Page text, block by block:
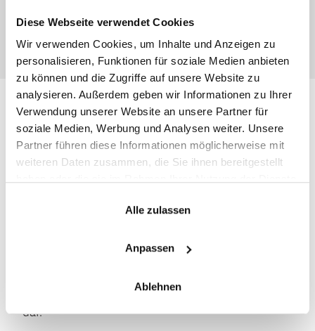
Diese Webseite verwendet Cookies
Wir verwenden Cookies, um Inhalte und Anzeigen zu
personalisieren, Funktionen für soziale Medien anbieten
zu können und die Zugriffe auf unsere Website zu
analysieren. Außerdem geben wir Informationen zu Ihrer
Verwendung unserer Website an unsere Partner für
soziale Medien, Werbung und Analysen weiter. Unsere
Partner führen diese Informationen möglicherweise mit
weiteren Daten zusammen, die Sie ihnen bereitgestellt
Alle zulassen
Anpassen
Ablehnen
Mit Penetrationstests
erfolgreich Cyberangriffe
verhindern – So läuft ein
Cyberangriffe zu verhindern ist unabdingbar
professionelle Penetrationstests
wichtiges Element für die Sicherheitsstrategie
dar.